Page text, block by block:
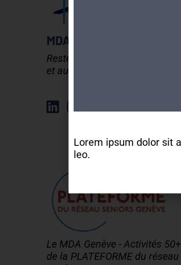
MDA GENEVE -
Rester en forme, créatif
et autonome après 50 ans !
Le MDA Genève - Activités
de la PLATEFORME du
Lorem ipsum dolor sit
leo.